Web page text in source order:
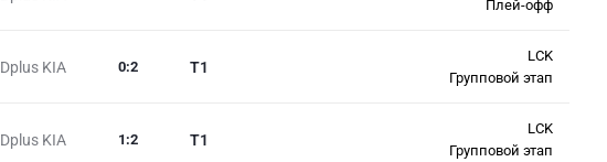
Плей-офф
Dplus KIA T1
0:2
LCK
Групповой этап
Dplus KIA T1
1 :2
LCK
Групповой этап